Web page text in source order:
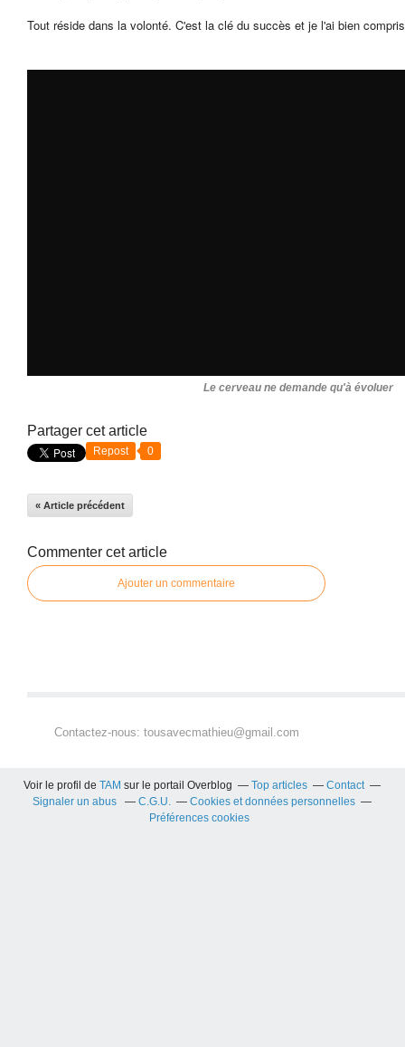
Tout réside dans la volonté. C'est la clé du succès et je l'ai bien
Le cerveau ne demande qu'à évoluer
Partager cet article
Repost 0
« Article précédent
Commenter cet article
Ajouter un commentaire
Contactez-nous: tousavecmathieu@gmail.com
Voir le profil deTAM sur le portail Overblog Top articles
Contact
Signaler un abus
C.G.U.
Cookies et données personnelles
Préférences cookies